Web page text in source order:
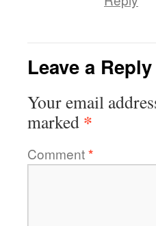
Leave a Reply
Your email
marked *
Comment*